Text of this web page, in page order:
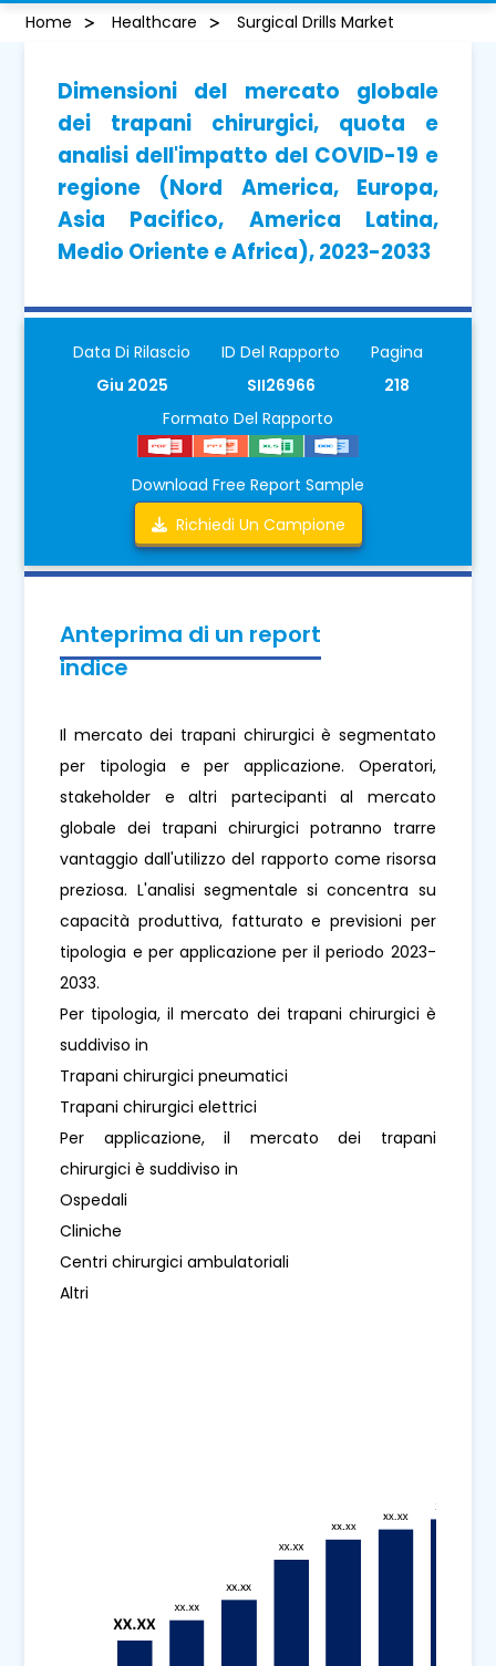
Home Healthcare Surgical Drills Market
Dimensioni del mercato globale
dei trapani chirurgici, quota e
analisi dell'impatto del COVID-19 e
regione (Nord America, Europa,
Asia Pacifico, America Latina,
Medio Oriente e Africa), 2023-2033
Data Di Rilascio
Giu 2025
ID Del Rapporto
SII26966
Pagina
218
Formato Del Rapporto
Download Free Report Sample
Richiedi Un Campione
Anteprima di un report
indice
Il mercato dei trapani chirurgici è segmentato
per tipologia e per applicazione. Operatori,
stakeholder e altri partecipanti al mercato
globale dei trapani chirurgici potranno trarre
vantaggio dall'utilizzo del rapporto come risorsa
preziosa. L'analisi segmentale si concentra su
capacità produttiva, fatturato e previsioni per
tipologia e per applicazione per il periodo 2023-
2033.
Per tipologia, il mercato dei trapani chirurgici è
suddiviso in
Trapani chirurgici pneumatici
Trapani chirurgici elettrici
Per applicazione, il mercato dei trapani
chirurgici è suddiviso in
Ospedali
Cliniche
Centri chirurgici ambulatoriali
Altri